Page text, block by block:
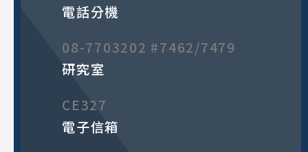
電話分機
08-7703202 #7462/7479
研究室
CE327
電子信箱